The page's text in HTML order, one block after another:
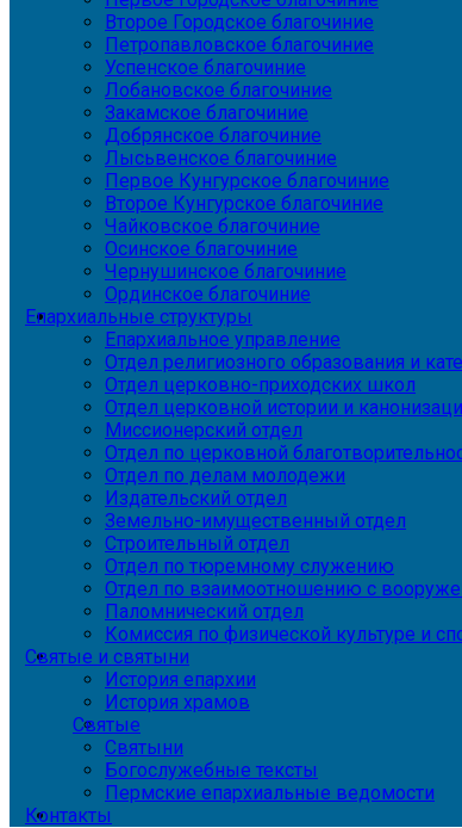
Второе Городское благочиние
Петропавловское благочиние
Успенское благочиние
Лобановское благочиние
Закамское благочиние
Добрянское благочиние
Лысьвенское благочиние
Первое Кунгурское благочиние
Второе Кунгурское благочиние
Чайковское благочиние
Осинское благочиние
Чернушинское благочиние
Ординское благочиние
Епархиальные структуры
Епархиальное управление
Отдел религиозного образования и
Отдел церковно-приходских школ
Отдел церковной истории и
Миссионерский отдел
Отдел по церковной
Отдел по делам молодежи
Издательский отдел
Земельно-имущественный отдел
Строительный отдел
Отдел по тюремному служению
Отдел по взаимоотношению с
Паломнический отдел
Комиссия по физической культуре и
Святые и святыни
История епархии
История храмов
Святые
Святыни
Богослужебные тексты
Пермские епархиальные ведомости
Контакты